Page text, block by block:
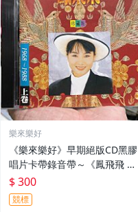
樂來樂好
《樂來樂好》早期絕版CD黑膠
唱片卡帶錄音帶～《鳳飛飛 珍
藏版 上卷》早期台灣版CD～
片優～
$ 300
競標